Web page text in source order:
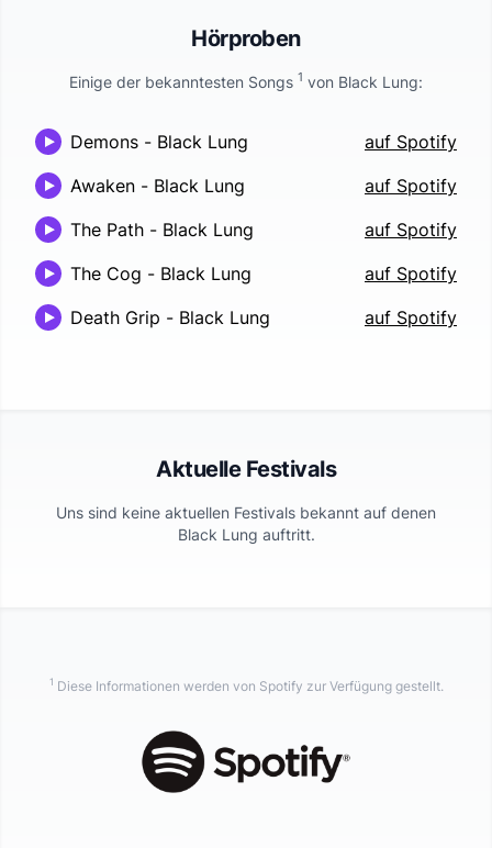
Hörproben
Einige der bekanntesten Songs 1 von Black Lung:
Demons - Black Lung
auf Spotify
Awaken - Black Lung
auf Spotify
The Path - Black Lung
auf Spotify
The Cog - Black Lung
auf Spotify
Death Grip - Black Lung auf Spotify
Aktuelle Festivals
Uns sind keine aktuellen Festivals bekannt auf denen
Black Lung auftritt.
1 Diese Informationen werden von Spotify zur Verfügung gestellt.